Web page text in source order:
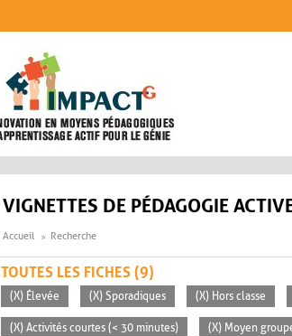
VIGNETTES DE PÉDAGOGIE
Accueil Recherche
TOUTES LES FICHES (9)
(X) Élevée (X) Sporadiques (X) Hors classe
(X) Activités courtes (< 30 minutes) (X) Moyen